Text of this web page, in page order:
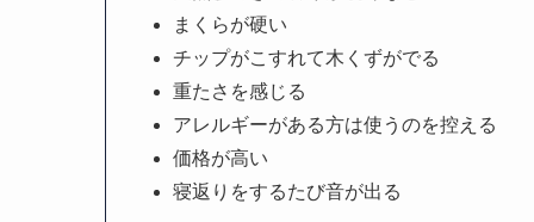
まくらが硬い
チップがこすれて木くずがでる
重たさを感じる
アレルギーがある方は使うのを控える
価格が高い
寝返りをするたび音が出る